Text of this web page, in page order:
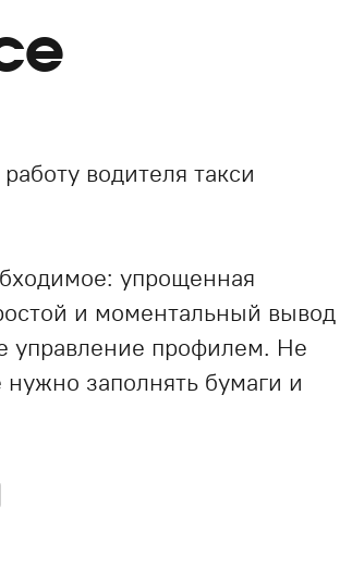
водителя такси
упрощенная
и моментальный вывод
управление профилем. Не
заполнять бумаги и